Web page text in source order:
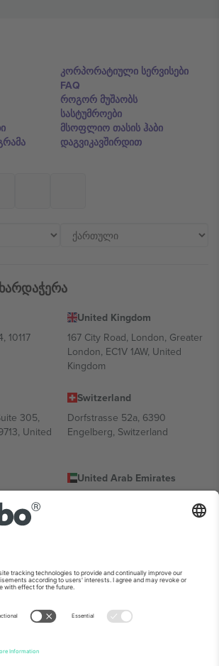
კორპორატიული სერვისები
FAQ
როგორ მუშაობს
სასტუმროები
მსოფლიო თასის ჰაბი
დაგვიკავშირდით
10117
United Kingdom
167 City Road, London, Greater
London, EC1V 1AW, United
Kingdom
305,
United
Switzerland
Dorfstrasse 52a, 6390
Engelberg, Switzerland
Sofia,
United Arab Emirates
Building A1, Office 302, Dubai,
Roma
06700
იურიდიული პირი იცვლება